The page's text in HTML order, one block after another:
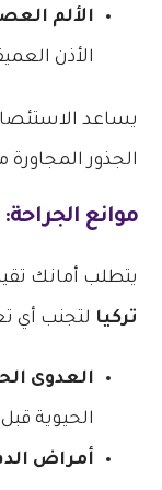
الألم
الأذن
يساعد
الجذور
موانع
يتطلب أمانك
تركيا لتجنب أي
العدوى
الحيوية
أمراض